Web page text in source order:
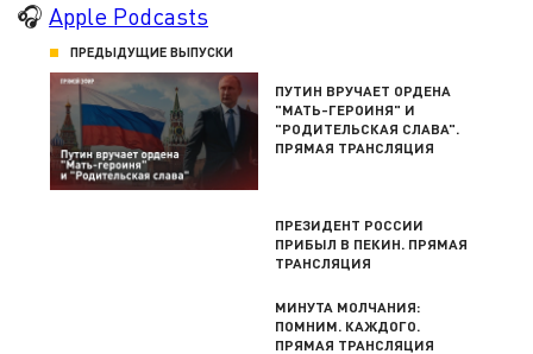
🎧 Apple Podcasts
ПРЕДЫДУЩИЕ ВЫПУСКИ
ПУТИН ВРУЧАЕТ ОРДЕНА
"МАТЬ-ГЕРОИНЯ" И
"РОДИТЕЛЬСКАЯ СЛАВА".
ПРЯМАЯ ТРАНСЛЯЦИЯ
ПРЕЗИДЕНТ РОССИИ
ПРИБЫЛ В ПЕКИН. ПРЯМАЯ
ТРАНСЛЯЦИЯ
МИНУТА МОЛЧАНИЯ:
ПОМНИМ. КАЖДОГО.
ПРЯМАЯ ТРАНСЛЯЦИЯ